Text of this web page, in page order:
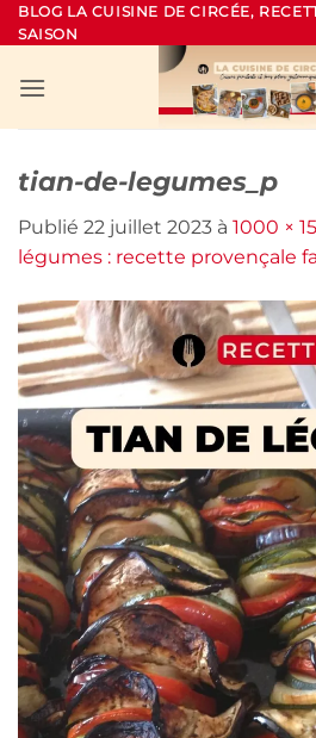
Passer
au
BLOG LA CUISINE DE CIRCÉE,
SAISON
tian-de-legumes_p
Publié 22 juillet 2023 à 1000 ×
légumes : recette provençale